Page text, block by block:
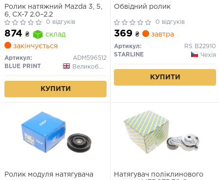
Ролик натяжний Mazda 3, 5,
6, CX-7 2.0–2.2
0 відгуків
874 ₴
склад
закінчується
Артикул:
ADM596512
BLUE PRINT
Великобританія
КУПИТИ
Обвідний ролик
0 відгуків
369 ₴ завтра
Артикул:
RS B22910
STARLINE
Чехія
КУПИТИ
Ролик модуля натягувача
Натягувач поліклинового